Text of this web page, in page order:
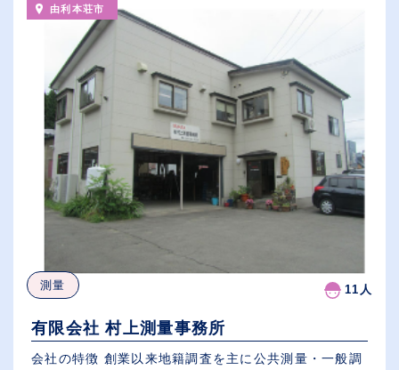
由利本荘市
測量 11人
有限会社 村上測量事務所
会社の特徴 創業以来地籍調査を主に公共測量・一般調